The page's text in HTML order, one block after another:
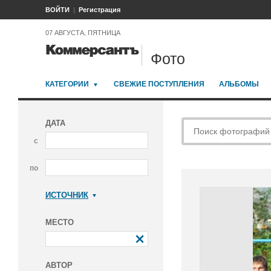
ВОЙТИ Регистрация
07 АВГУСТА, ПЯТНИЦА
Фото
КАТЕГОРИИ СВЕЖИЕ ПОСТУПЛЕНИЯ АЛЬБОМЫ
ДАТА
с
по
ИСТОЧНИК
МЕСТО
АВТОР